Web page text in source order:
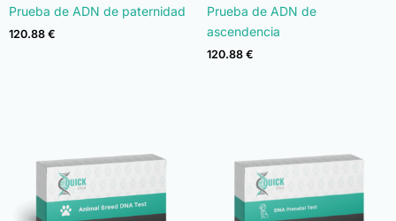
Valorado
con
4.74
de 5
Prueba de ADN de paternidad
120.88 €
Valorado
con
4.74
de 5
Prueba de ADN de
ascendencia
120.88 €